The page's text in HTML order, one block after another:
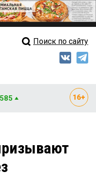
Свежий выпуск
Рейтинги
Блоги
Поиск по сайту